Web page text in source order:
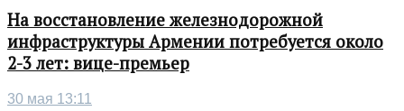
На восстановление железнодорожной
инфраструктуры Армении потребуется около
2-3 лет: вице-премьер
30 мая 13:11